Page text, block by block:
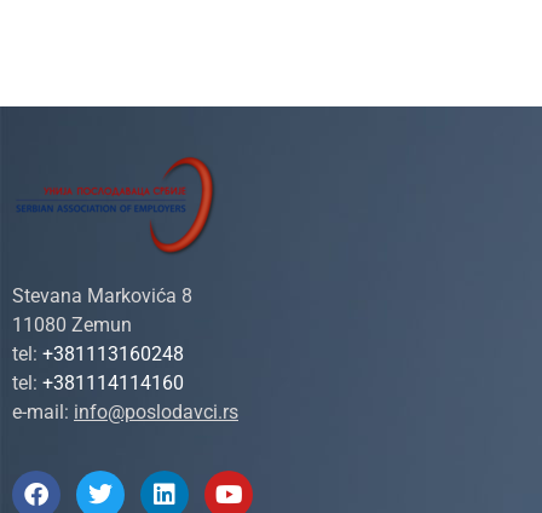
Stevana Markovića 8
11080 Zemun
tel: +381113160248
tel: +381114114160
e-mail: info@poslodavci.rs